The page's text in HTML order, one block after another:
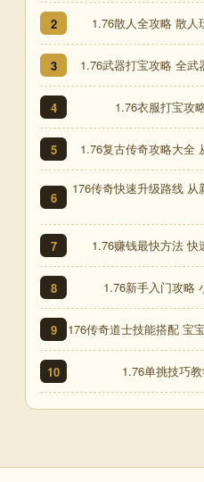
2 1.76散人全攻略 散
3 1.76武器打宝攻略 全
4 1.76衣服打宝攻
5 1.76复古传奇攻略大全
6
176传奇快速升级路线
7 1.76赚钱最快方法
8 1.76新手入门攻略
9 176传奇道士技能搭配 宝
10 1.76单挑技巧